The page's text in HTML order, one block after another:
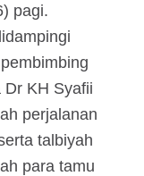
pagi.
Dr KH Syafii
perjalanan
talbiyah
para tamu